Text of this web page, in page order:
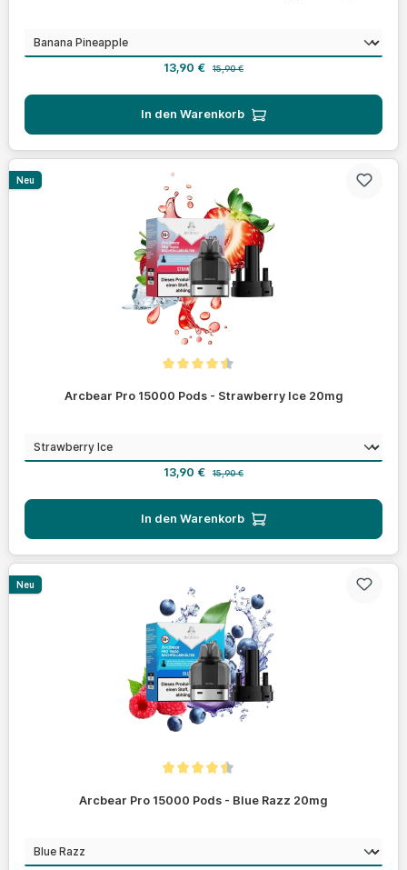
Geschmackauswählen
Verkaufspreis:
13,90 € Regulärer Preis:
15,90 €
In den Warenkorb
Neu
Arcbear Pro 15000 Pods - Strawberry Ice 20mg
Geschmack
Verkaufspreis:
13,90 € 15,90 €
In den Warenkorb
Neu
Arcbear Pro 15000 Pods - Blue Razz 20mg
Geschmack